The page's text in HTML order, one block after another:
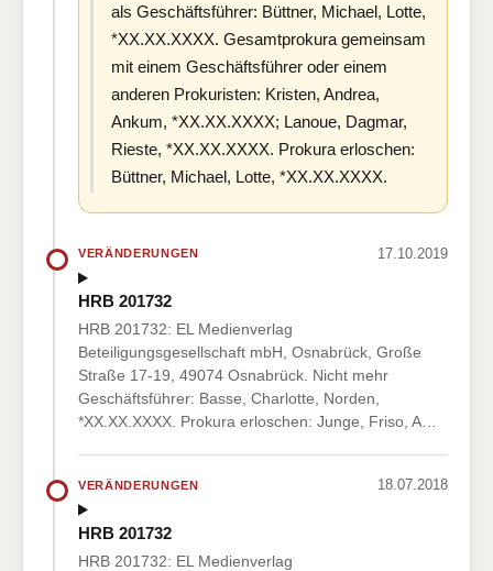
als Geschäftsführer: Büttner, Michael, Lotte,
*XX.XX.XXXX. Gesamtprokura gemeinsam
mit einem Geschäftsführer oder einem
anderen Prokuristen: Kristen, Andrea,
Ankum, *XX.XX.XXXX; Lanoue, Dagmar,
Rieste, *XX.XX.XXXX. Prokura erloschen:
Büttner, Michael, Lotte, *XX.XX.XXXX.
VERÄNDERUNGEN 17.10.2019
HRB 201732
HRB 201732: EL Medienverlag
Beteiligungsgesellschaft mbH, Osnabrück, Große
Straße 17-19, 49074 Osnabrück. Nicht mehr
Geschäftsführer: Basse, Charlotte, Norden,
*XX.XX.XXXX. Prokura erloschen: Junge, Friso, A…
VERÄNDERUNGEN 18.07.2018
HRB 201732
HRB 201732: EL Medienverlag